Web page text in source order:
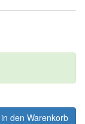
in den Warenkorb